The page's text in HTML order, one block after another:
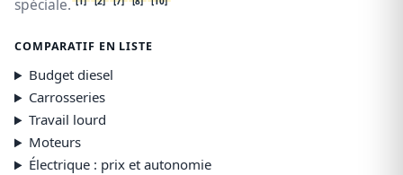
spéciale.
COMPARATIF EN LISTE
Budget diesel
Carrosseries
Travail lourd
Moteurs
Électrique : prix et autonomie